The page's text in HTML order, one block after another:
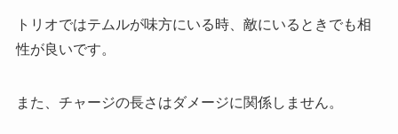
トリオではテムルが味方にいる時、敵にいるときでも相
性が良いです。
また、チャージの長さはダメージに関係しません。